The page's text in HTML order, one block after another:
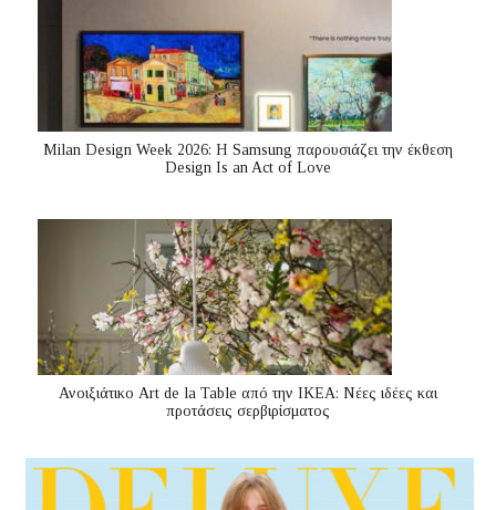
Milan Design Week 2026: Η Samsung παρουσιάζει την έκθεση
Design Is an Act of Love
Ανοιξιάτικο Art de la Table από την ΙΚΕΑ: Νέες ιδέες και
προτάσεις σερβιρίσματος